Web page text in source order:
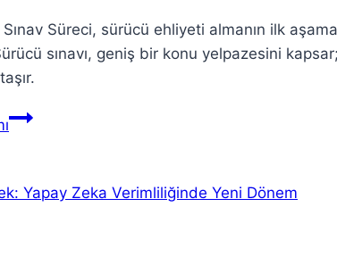
Süreci, sürücü ehliyeti almanın ilk
sınavı, geniş bir konu yelpazesini
Teorik
Bilmeniz